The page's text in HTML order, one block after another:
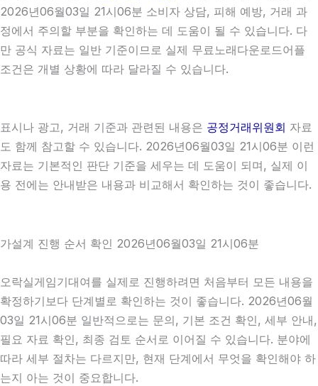
2026년06월03일 21시06분 소비자 상담, 피해 예방, 거래 과
정에서 주의할 부분을 확인하는 데 도움이 될 수 있습니다. 다
만 공식 자료는 일반 기준이므로 실제 무료노래다운로드어플
조건은 개별 상황에 따라 달라질 수 있습니다.
표시나 광고, 거래 기준과 관련된 내용은 공정거래위원회 자료
도 함께 참고할 수 있습니다. 2026년06월03일 21시06분 이런
자료는 기본적인 판단 기준을 세우는 데 도움이 되며, 실제 이
용 전에는 안내받은 내용과 비교해서 확인하는 것이 좋습니다.
가설계 진행 순서 확인 2026년06월03일 21시06분
오락실게임기대여를 실제로 진행하려면 처음부터 모든 내용을
확정하기보다 단계별로 확인하는 것이 좋습니다. 2026년06월
03일 21시06분 일반적으로는 문의, 기본 조건 확인, 세부 안내,
필요 자료 확인, 최종 검토 순서로 이어질 수 있습니다. 분야에
따라 세부 절차는 다르지만, 현재 단계에서 무엇을 확인해야 하
는지 아는 것이 중요합니다.